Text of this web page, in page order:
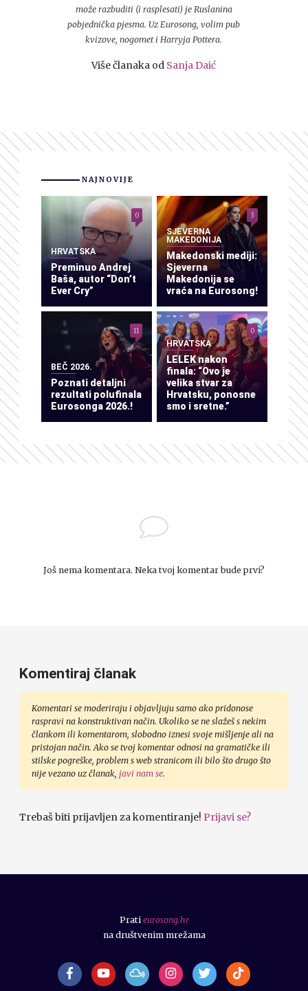
može razbuditi (i rasplesati) je Ruslanina
pobjednička pjesma. Uz Eurosong, volim pub
kvizove, nogomet i Harryja Pottera.
Više članaka od Sanja Daić
NAJNOVIJE
HRVATSKA
Preminuo Andrej
Baša, autor “Don’t
Ever Cry”
0
SJEVERNA
MAKEDONIJA
Makedonski mediji:
Sjeverna
Makedonija se
vraća na Eurosong!
3
BEČ 2026.
Poznati detaljni
rezultati polufinala
Eurosonga 2026.!
11
HRVATSKA
LELEK nakon
finala: “Ovo je
velika stvar za
Hrvatsku, ponosne
smo i sretne.”
0
Još nema komentara. Neka tvoj komentar bude prvi?
Komentiraj članak
Komentari se moderiraju i objavljuju samo ako pridonose
raspravi na konstruktivan način. Ukoliko se ne slažeš s nekim
člankom ili komentarom, slobodno iznesi svoje mišljenje ali na
pristojan način. Ako se tvoj komentar odnosi na gramatičke ili
stilske pogreške, problem s web stranicom ili bilo što drugo što
nije vezano uz članak, javi nam se.
Trebaš biti prijavljen za komentiranje! Prijavi se?
Prati eurosong.hr
na društvenim mrežama